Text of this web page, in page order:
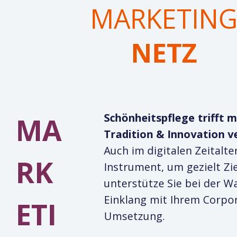
MARKETING
NETZ
MA
RK
ETI
Schönheitspflege trifft
Tradition & Innovation
Auch im digitalen
Instrument, um gezielt
unterstütze Sie bei der
Einklang mit Ihrem
Umsetzung.